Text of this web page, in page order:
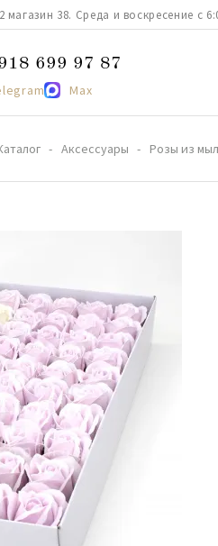
38. Среда и воскресение с
699 97 87
Max
Аксессуары Розы из